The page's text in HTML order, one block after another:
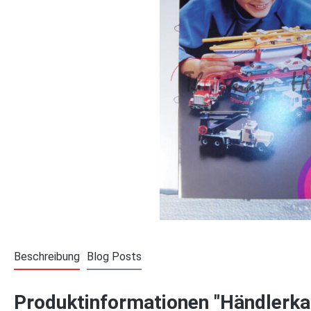
Beschreibung Blog Posts
Produktinformationen